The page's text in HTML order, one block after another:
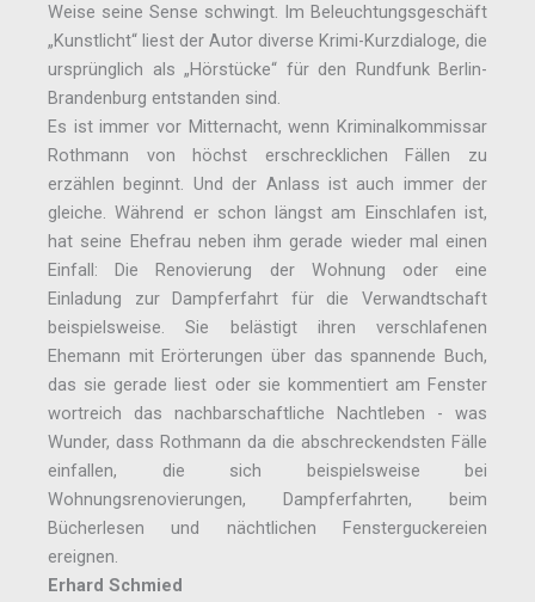
Weise seine Sense schwingt. Im Beleuchtungsgeschäft
„Kunstlicht“ liest der Autor diverse Krimi-Kurzdialoge, die
ursprünglich als „Hörstücke“ für den Rundfunk Berlin-
Brandenburg entstanden sind.
Es ist immer vor Mitternacht, wenn Kriminalkommissar
Rothmann von höchst erschrecklichen Fällen zu
erzählen beginnt. Und der Anlass ist auch immer der
gleiche. Während er schon längst am Einschlafen ist,
hat seine Ehefrau neben ihm gerade wieder mal einen
Einfall: Die Renovierung der Wohnung oder eine
Einladung zur Dampferfahrt für die Verwandtschaft
beispielsweise. Sie belästigt ihren verschlafenen
Ehemann mit Erörterungen über das spannende Buch,
das sie gerade liest oder sie kommentiert am Fenster
wortreich das nachbarschaftliche Nachtleben - was
Wunder, dass Rothmann da die abschreckendsten Fälle
einfallen, die sich beispielsweise bei
Wohnungsrenovierungen, Dampferfahrten, beim
Bücherlesen und nächtlichen Fensterguckereien
ereignen.
Erhard Schmied